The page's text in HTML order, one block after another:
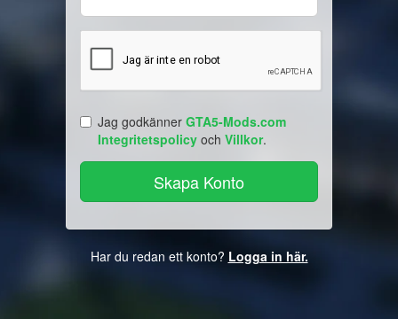
Jag godkänner GTA5-Mods.com
Integritetspolicy och Villkor.
Har du redan ett konto? Logga in här.